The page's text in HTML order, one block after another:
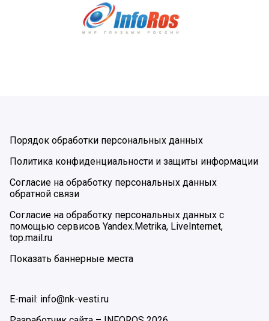
Порядок обработки персональных данных
Политика конфиденциальности и защиты информации
Согласие на обработку персональных данных
обратной связи
Согласие на обработку персональных данных с
помощью сервисов Yandex.Metrika, LiveInternet,
top.mail.ru
Показать баннерные места
E-mail: info@nk-vesti.ru